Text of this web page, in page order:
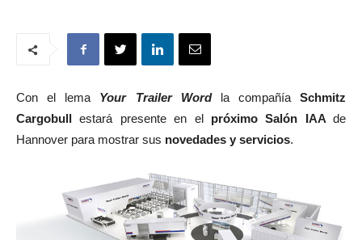
Con el lema Your Trailer Wordla compañía Schmitz
Cargobull estará presente en el próximo Salón IAA de
Hannover para mostrar sus novedades y servicios.